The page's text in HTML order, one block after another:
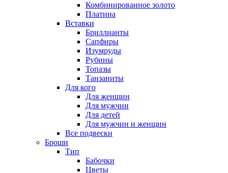
Комбинированное золото
Платина
Вставки
Бриллианты
Сапфиры
Изумруды
Рубины
Топазы
Танзаниты
Для кого
Для женщин
Для мужчин
Для детей
Для мужчин и женщин
Все подвески
Броши
Тип
Бабочки
Цветы